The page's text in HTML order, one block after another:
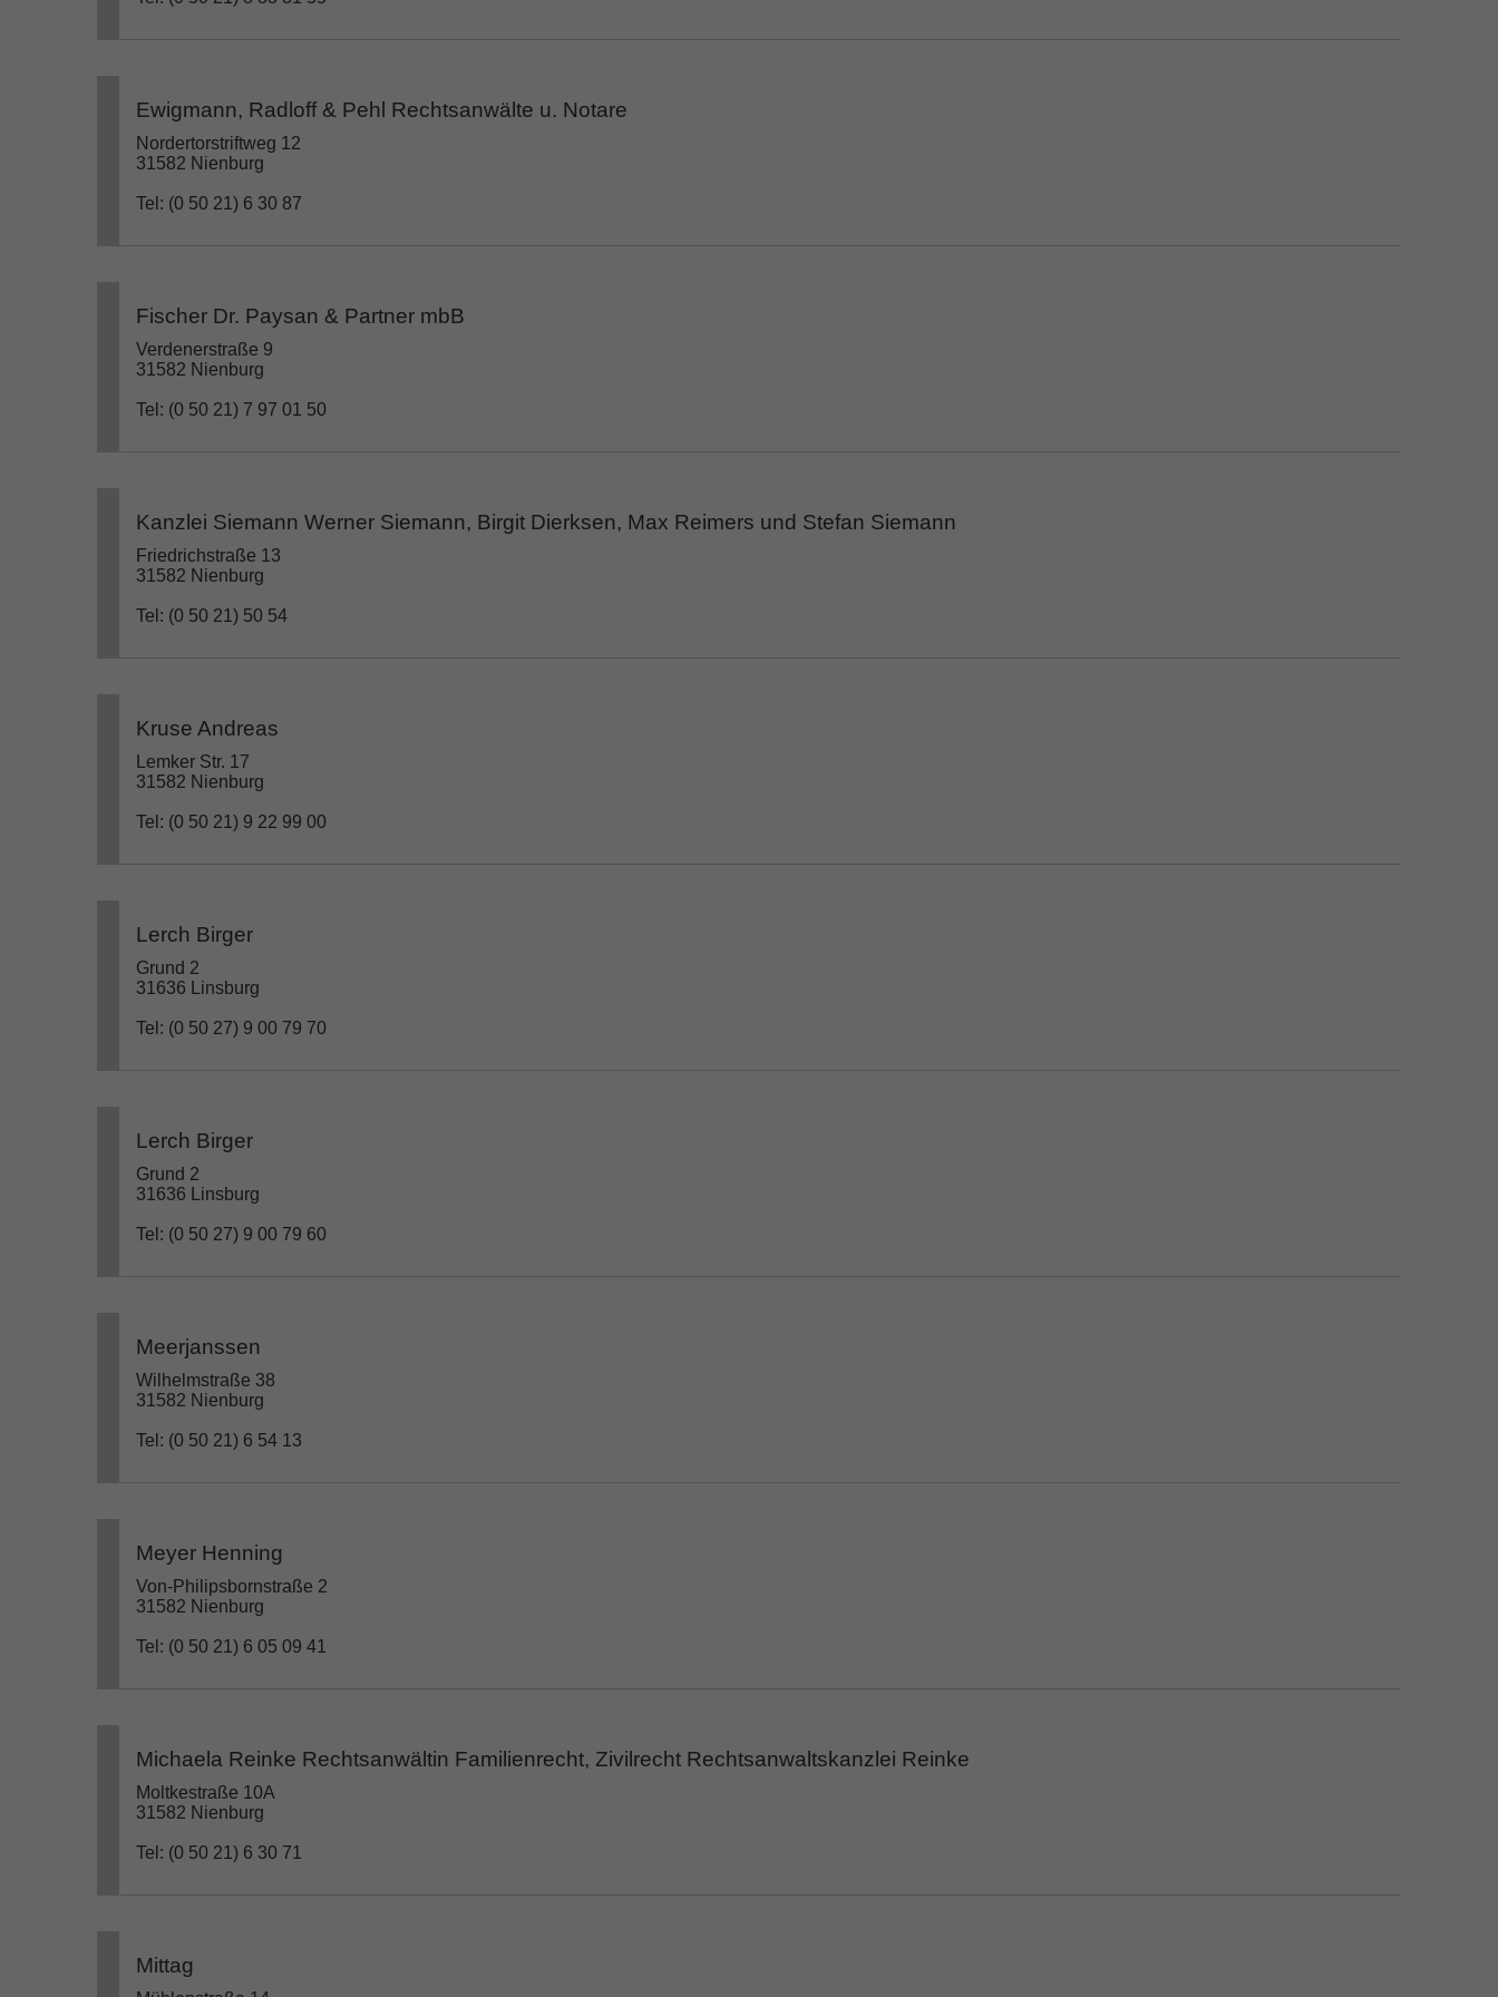
Ewigmann, Radloff & Pehl Rechtsanwälte u. Notare
Nordertorstriftweg 12
31582 Nienburg
Tel: (0 50 21) 6 30 87
Fischer Dr. Paysan & Partner mbB
Verdenerstraße 9
31582 Nienburg
Tel: (0 50 21) 7 97 01 50
Kanzlei Siemann Werner Siemann, Birgit Dierksen, Max Reimers und Stefan Siemann
Friedrichstraße 13
31582 Nienburg
Tel: (0 50 21) 50 54
Kruse Andreas
Lemker Str. 17
31582 Nienburg
Tel: (0 50 21) 9 22 99 00
Lerch Birger
Grund 2
31636 Linsburg
Tel: (0 50 27) 9 00 79 70
Lerch Birger
Grund 2
31636 Linsburg
Tel: (0 50 27) 9 00 79 60
Meerjanssen
Wilhelmstraße 38
31582 Nienburg
Tel: (0 50 21) 6 54 13
Meyer Henning
Von-Philipsbornstraße 2
31582 Nienburg
Tel: (0 50 21) 6 05 09 41
Michaela Reinke Rechtsanwältin Familienrecht, Zivilrecht Rechtsanwaltskanzlei Reinke
Moltkestraße 10A
31582 Nienburg
Tel: (0 50 21) 6 30 71
Mittag